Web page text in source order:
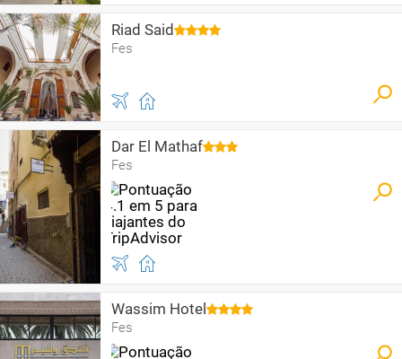
Riad Said
Fes
Dar El Mathaf
Fes
Wassim Hotel
Fes